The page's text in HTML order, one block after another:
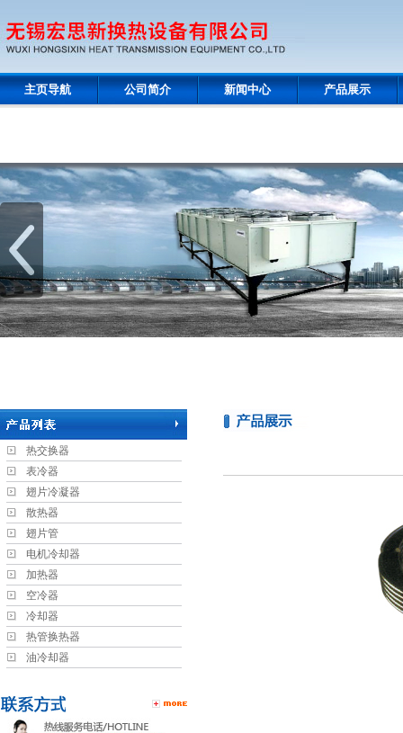
主页导航 公司简介 新闻中心 产品展示
热交换器
表冷器
翅片冷凝器
散热器
翅片管
电机冷却器
加热器
空冷器
冷却器
热管换热器
油冷却器